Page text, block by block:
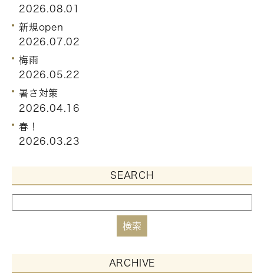
2026.08.01
新規open
2026.07.02
梅雨
2026.05.22
暑さ対策
2026.04.16
春！
2026.03.23
SEARCH
ARCHIVE